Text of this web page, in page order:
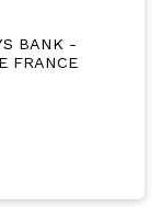
BANK -
FRANCE